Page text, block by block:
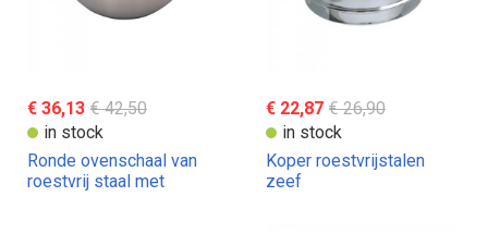
€ 36,13 € 42,50
in stock
Ronde ovenschaal van
roestvrij staal met
€ 22,87 € 26,90
in stock
Koper roestvrijstalen
zeef